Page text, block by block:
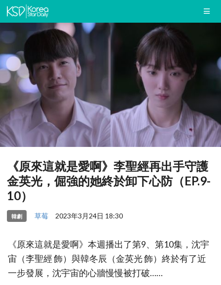
《原來這就是愛啊》李聖經再出手守護
金英光，倔強的她終於卸下心防（EP.9-
10）
韓劇 草莓 2023年3月24日 18:30
《原來這就是愛啊》本週播出了第9、第10集，沈宇
宙（李聖經 飾）與韓冬辰（金英光 飾）終於有了近
一步發展，沈宇宙的心牆慢慢被打破……